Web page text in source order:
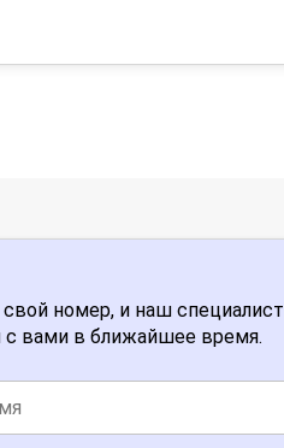
номер, и наш специалист
с вами в ближайшее время.